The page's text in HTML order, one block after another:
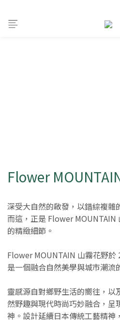
Flower
深受大自然的啟發，以錯綜複雜
而這，正是 Flower MOUNTAIN
的精緻細節。
Flower MOUNTAIN 山霧花野於
是一個融合自然美學與城市潮流
靈感源自對鄉野生活的嚮往，以
然野趣與現代時尚巧妙融合，呈
神。設計延續日本傳統工藝精神